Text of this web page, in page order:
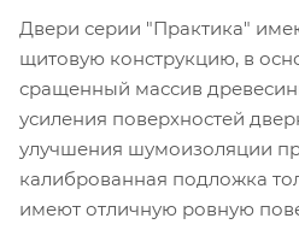
Двери серии "Практика"
щитовую конструкцию, в
сращенный массив
усиления поверхностей
улучшения шумоизоляции
калиброванная подложка
имеют отличную ровную